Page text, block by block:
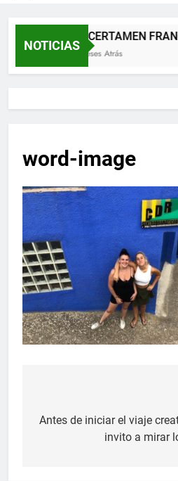
NOTICIAS
XII CERTAMEN
2 Meses Atrás
word-image
de
Antes de iniciar el viaje
invito a mirar